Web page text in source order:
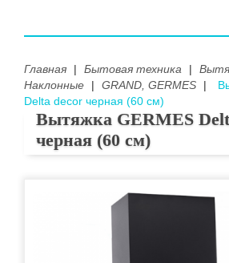
Главная | Бытовая техника |
Наклонные
| GRAND, GERMES |
Delta decor черная (60 см)
Вытяжка GERMES
черная (60 см)